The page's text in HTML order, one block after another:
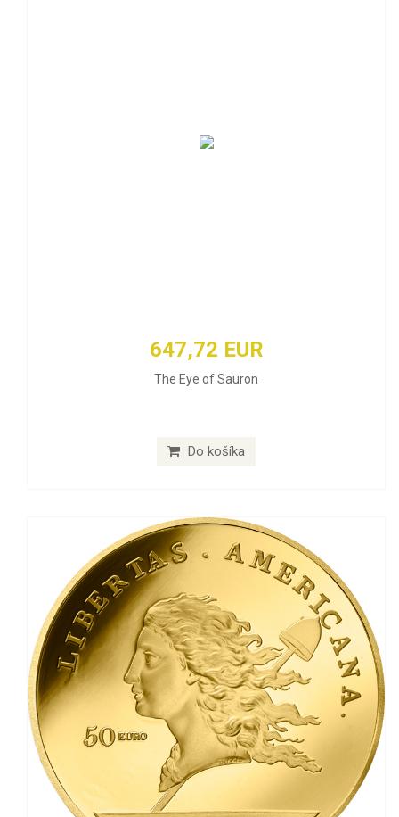
647,72 EUR
The Eye of Sauron
Do košíka